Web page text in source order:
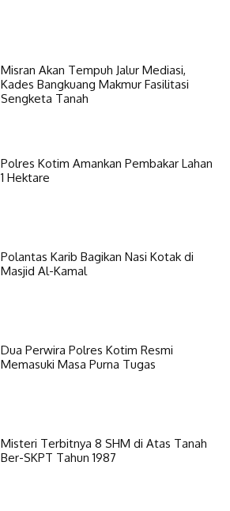
Misran Akan Tempuh Jalur Mediasi,
Kades Bangkuang Makmur Fasilitasi
Sengketa Tanah
Polres Kotim Amankan Pembakar Lahan
1 Hektare
Polantas Karib Bagikan Nasi Kotak di
Masjid Al-Kamal
Dua Perwira Polres Kotim Resmi
Memasuki Masa Purna Tugas
Misteri Terbitnya 8 SHM di Atas Tanah
Ber-SKPT Tahun 1987